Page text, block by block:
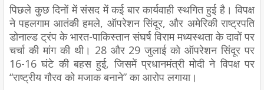
पिछले कुछ दिनों में संसद में कई बार कार्यवाही स्थगित हुई है। विपक्ष
ने पहलगाम आतंकी हमले, ऑपरेशन सिंदूर, और अमेरिकी राष्ट्रपति
डोनाल्ड ट्रंप के भारत-पाकिस्तान संघर्ष विराम मध्यस्थता के दावों पर
चर्चा की मांग की थी। 28 और 29 जुलाई को ऑपरेशन सिंदूर पर
16-16 घंटे की बहस हुई, जिसमें प्रधानमंत्री मोदी ने विपक्ष पर
“राष्ट्रीय गौरव को मजाक बनाने” का आरोप लगाया।